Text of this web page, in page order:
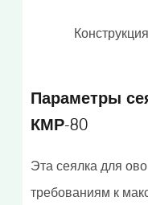
Параметры
КМР-80
Эта сеялка для
требованиям к